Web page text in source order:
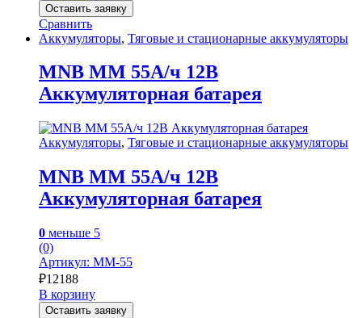
Оставить заявку
Сравнить
Аккумуляторы, Тяговые и стационарные аккумуляторы
MNB MM 55А/ч 12В
Аккумуляторная батарея
Аккумуляторы, Тяговые и стационарные аккумуляторы
MNB MM 55А/ч 12В
Аккумуляторная батарея
0 меньше 5
(0)
Артикул: MM-55
₽12188
В корзину
Оставить заявку